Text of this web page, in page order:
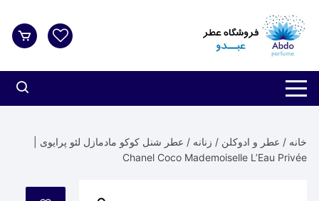
شدن
خانه / عطر و ادوکلن / زنانه / عطر شنل کوکو مادمازل لئو پرایوی |
Chanel Coco Mademoiselle L’Eau Privée